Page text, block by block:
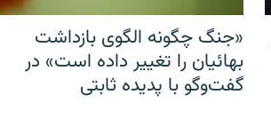
«جنگ چگونه الگوی بازداشت
بهائیان را تغییر داده است» در
گفت‌وگو با پدیده ثابتی